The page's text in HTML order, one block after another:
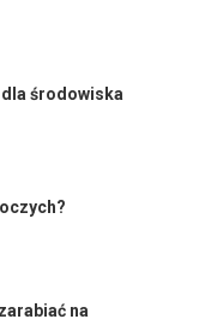
środowiska
na